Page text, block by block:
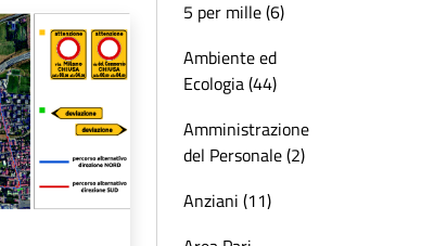
5 per mille (6)
Ambiente ed
Ecologia (44)
Amministrazione
del Personale (2)
Anziani (11)